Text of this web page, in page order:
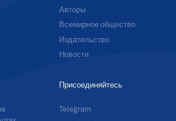
Авторы
Всемирное общество
Издательство
Новости
Присоединяйтесь
Telegram